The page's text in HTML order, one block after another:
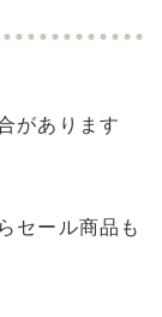
があります
セール商品も